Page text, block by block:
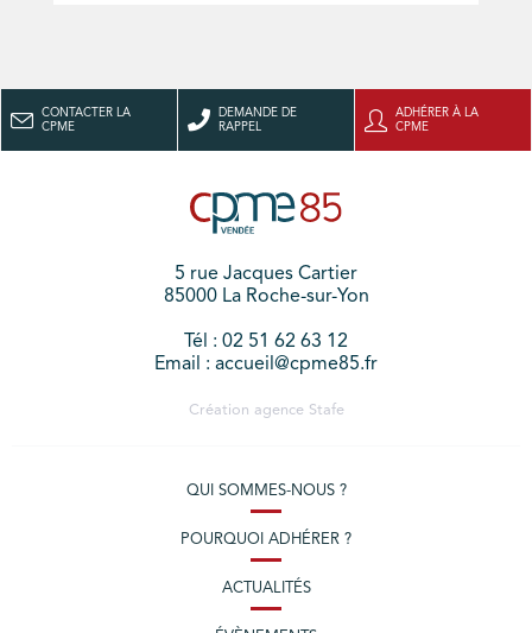
CONTACTER LA
CPME
DEMANDE DE
RAPPEL
ADHÉRER À LA
CPME
5 rue Jacques Cartier
85000 La Roche-sur-Yon
Tél : 02 51 62 63 12
Email : accueil@cpme85.fr
Création agence Stafe
QUI SOMMES-NOUS ?
POURQUOI ADHÉRER ?
ACTUALITÉS